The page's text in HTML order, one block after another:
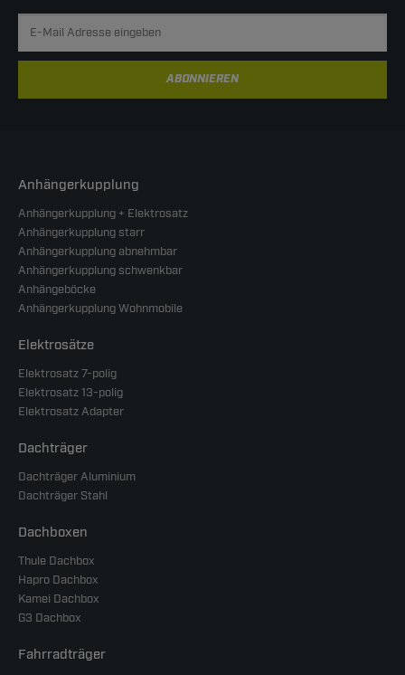
ABONNIEREN
Anhängerkupplung
Anhängerkupplung + Elektrosatz
Anhängerkupplung starr
Anhängerkupplung abnehmbar
Anhängerkupplung schwenkbar
Anhängeböcke
Anhängerkupplung Wohnmobile
Elektrosätze
Elektrosatz 7-polig
Elektrosatz 13-polig
Elektrosatz Adapter
Dachträger
Dachträger Aluminium
Dachträger Stahl
Dachboxen
Thule Dachbox
Hapro Dachbox
Kamei Dachbox
G3 Dachbox
Fahrradträger